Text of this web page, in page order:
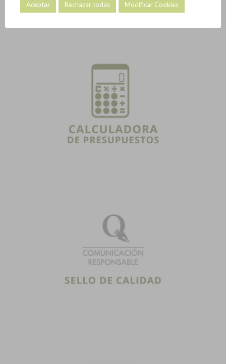
Aceptar Rechazar todas Modificar Cookies